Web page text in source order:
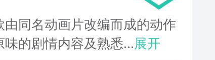
同名动画片改编而成的动作
的剧情内容及熟悉...展开